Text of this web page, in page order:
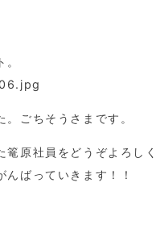
ごちそうさまです。
原社員をどうぞよろし
んばっていきます！！